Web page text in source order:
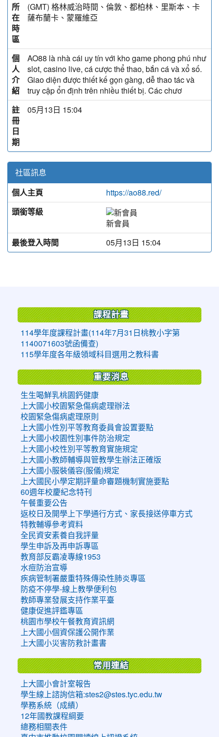
所
在
時
區
(GMT) 格林威治時間、倫敦、都柏林、里斯本、卡
薩布蘭卡、蒙羅維亞
個
人
介
紹
AO88 là nhà cái uy tín với kho game phong phú như
slot, casino live, cá cược thể thao, bắn cá và xổ số.
Giao diện được thiết kế gọn gàng, dễ thao tác và
truy cập ổn định trên nhiều thiết bị. Các chươ
註
冊
日
期
05月13日 15:04
社區訊息
個人主頁
https://ao88.red/
頭銜等級
新會員
最後登入時間
05月13日 15:04
課程計畫
114學年度課程計畫(114年7月31日桃教小字第
1140071603號函備查)
115學年度各年級領域科目選用之教科書
重要消息
生生喝鮮乳桃園鈣健康
上大國小校園緊急傷病處理辦法
校園緊急傷病處理原則
上大國小性別平等教育委員會設置要點
上大國小校園性別事件防治規定
上大國小校性別平等教育實施規定
上大國小教師輔導與管教學生辦法正確版
上大國小服裝儀容(服儀)規定
上大國民小學定期評量命審題機制實施要點
60週年校慶紀念特刊
午餐重要公告
返校日及開學上下學通行方式、家長接送停車方式
特教輔導參考資料
全民資安素養自我評量
學生申訴及再申訴專區
教育部反霸凌專線1953
水痘防治宣導
疾病管制署嚴重特殊傳染性肺炎專區
防疫不停學-線上教學便利包
教師專業發展支持作業平臺
健康促進評鑑專區
桃園市學校午餐教育資訊網
上大國小個資保護公開作業
上大國小災害防救計畫書
常用連結
上大國小會計室報告
學生線上諮詢信箱:stes2@stes.tyc.edu.tw
學務系統（成績）
12年國教課程綱要
總務相關表件